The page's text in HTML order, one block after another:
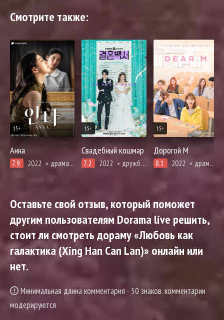
Смотрите также:
15+
Анна
7.9 2022 драма, адаптация новел, триллер, антигерой
15+
Свадебный кошмар
7.2 2022 дружба, драма, комедия, мелодрама, броманс, повседневность, романтика
15+
Дорогой М
8.1 2022 драма, первая любовь, мелодрама, про молодость и любовь, повседневность, романтика, про школу и школьников
Оставьте свой отзыв, который поможет
другим пользователям Dorama live решить,
стоит ли смотреть дораму «Любовь как
галактика (Xing Han Can Lan)» онлайн или
нет.
Минимальная длина комментария - 50 знаков. комментарии
модерируются